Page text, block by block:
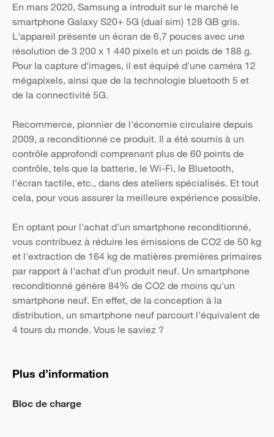
En mars 2020, Samsung a introduit sur le marché le
smartphone Galaxy S20+ 5G (dual sim) 128 GB gris.
L'appareil présente un écran de 6,7 pouces avec une
résolution de 3 200 x 1 440 pixels et un poids de 188 g.
Pour la capture d'images, il est équipé d'une caméra 12
mégapixels, ainsi que de la technologie bluetooth 5 et
de la connectivité 5G.
Recommerce, pionnier de l'économie circulaire depuis
2009, a reconditionné ce produit. Il a été soumis à un
contrôle approfondi comprenant plus de 60 points de
contrôle, tels que la batterie, le Wi-Fi, le Bluetooth,
l'écran tactile, etc., dans des ateliers spécialisés. Et tout
cela, pour vous assurer la meilleure expérience possible.
En optant pour l'achat d'un smartphone reconditionné,
vous contribuez à réduire les émissions de CO2 de 50 kg
et l'extraction de 164 kg de matières premières primaires
par rapport à l'achat d'un produit neuf. Un smartphone
reconditionné génère 84% de CO2 de moins qu'un
smartphone neuf. En effet, de la conception à la
distribution, un smartphone neuf parcourt l'équivalent de
4 tours du monde. Vous le saviez ?
Plus d’information
Bloc de charge